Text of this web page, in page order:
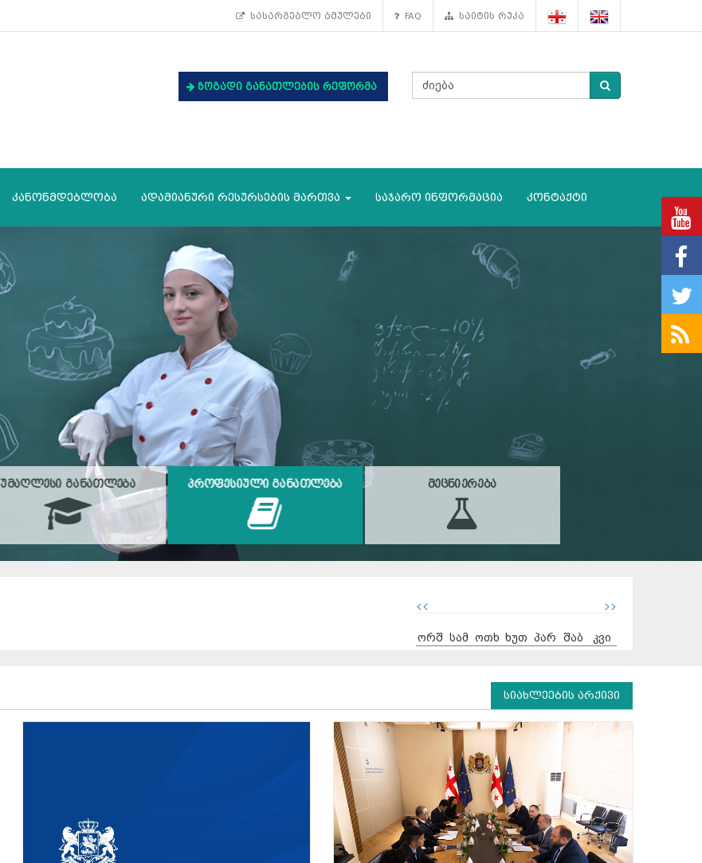
სასარგებლო ბმულები FAQ საიტის რუკა
ზოგადი განათლების რეფორმა
კანონმდებლობა ადამიანური რესურსების მართვა საჯარო ინფორმაცია კონტაქტი
ᲣᲛᲐᲦᲚᲔᲡᲘ ᲒᲐᲜᲐᲗᲚᲔᲑᲐ ᲞᲠᲝᲤᲔᲡᲘᲣᲚᲘ ᲒᲐᲜᲐᲗᲚᲔᲑᲐ ᲛᲔᲪᲜᲘᲔᲠᲔᲑᲐ
<< >>
ორშ სამ ოთხ ხუთ პარ შაბ კვი
სიახლეების არქივი